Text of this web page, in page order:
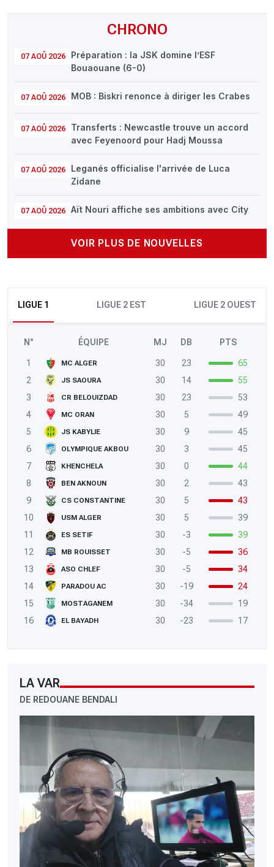
CHRONO
07 AOÛ 2026
Préparation : la JSK domine l’ESF
Bouaouane (6-0)
07 AOÛ 2026 MOB : Biskri renonce à diriger les Crabes
07 AOÛ 2026
Transferts : Newcastle trouve un accord
avec Feyenoord pour Hadj Moussa
07 AOÛ 2026
Leganés officialise l'arrivée de Luca
Zidane
07 AOÛ 2026 Aït Nouri affiche ses ambitions avec City
VOIR PLUS DE NOUVELLES
LIGUE 1 LIGUE 2 EST LIGUE 2 OUEST
N° ÉQUIPE MJ DB PTS
1 MC ALGER 30 23
65
2
JS SAOURA 30 14
55
3
CR BELOUIZDAD 30 23
53
4
MC ORAN 30 5
49
5
JS KABYLIE 30 9
45
6
OLYMPIQUE AKBOU 30 3
45
7
KHENCHELA 30 0
44
8
BEN AKNOUN 30 2
43
9
CS CONSTANTINE 30 5
43
10
USM ALGER 30 5
39
11
ES SETIF 30 -3
39
12
MB ROUISSET 30 -5
36
13
ASO CHLEF 30 -5
34
14
PARADOU AC 30 -19
24
15
MOSTAGANEM 30 -34
19
16
EL BAYADH 30 -23 17
LA VAR
DE REDOUANE BENDALI